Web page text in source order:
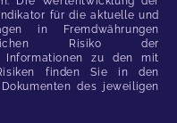
für die aktuelle und
in Fremdwährungen
Risiko der
Informationen zu den mit
finden Sie in den
des jeweiligen